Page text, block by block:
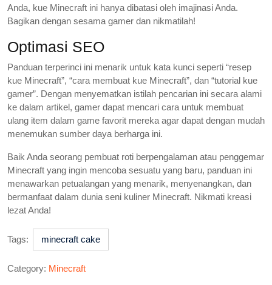
Anda, kue Minecraft ini hanya dibatasi oleh imajinasi Anda.
Bagikan dengan sesama gamer dan nikmatilah!
Optimasi SEO
Panduan terperinci ini menarik untuk kata kunci seperti “resep
kue Minecraft”, “cara membuat kue Minecraft”, dan “tutorial kue
gamer”. Dengan menyematkan istilah pencarian ini secara alami
ke dalam artikel, gamer dapat mencari cara untuk membuat
ulang item dalam game favorit mereka agar dapat dengan mudah
menemukan sumber daya berharga ini.
Baik Anda seorang pembuat roti berpengalaman atau penggemar
Minecraft yang ingin mencoba sesuatu yang baru, panduan ini
menawarkan petualangan yang menarik, menyenangkan, dan
bermanfaat dalam dunia seni kuliner Minecraft. Nikmati kreasi
lezat Anda!
Tags: minecraft cake
Category: Minecraft